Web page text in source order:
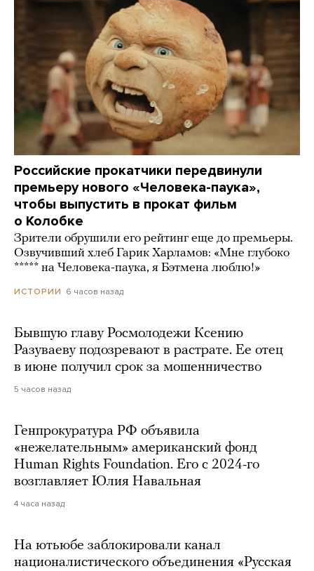
Российские прокатчики передвинули
премьеру нового «Человека-паука»,
чтобы выпустить в прокат фильм
о Колобке
Зрители обрушили его рейтинг еще до премьеры.
Озвучивший хлеб Гарик Харламов: «Мне глубоко
***** на Человека-паука, я Бэтмена люблю!»
ИСТОРИИ 6 часов назад
Бывшую главу Росмолодежи Ксению
Разуваеву подозревают в растрате. Ее отец
в июне получил срок за мошенничество
5 часов назад
Генпрокуратура РФ объявила
«нежелательным» американский фонд
Human Rights Foundation. Его с 2024-го
возглавляет Юлия Навальная
4 часа назад
На ютьюбе заблокировали канал
националистического объединения «Русская